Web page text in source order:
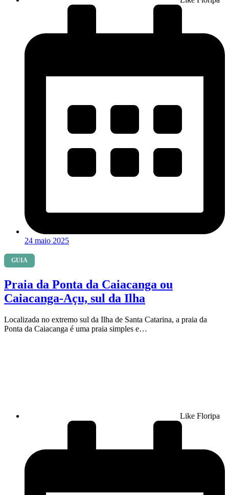
24 maio 2025
GUIA
Praia da Ponta da Caiacanga ou
Caiacanga-Açu, sul da Ilha
Localizada no extremo sul da Ilha de Santa Catarina, a praia da
Ponta da Caiacanga é uma praia simples e…
Like Floripa